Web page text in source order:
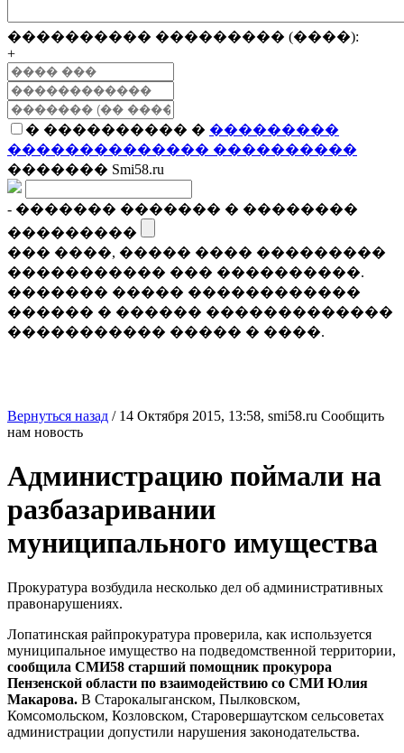
���������� ��������� (����):
+
� ���������� � ���������
�������������� ����������
������� Smi58.ru
- ������� ������� � ��������
���������
��� ����, ����� ���� ���������
����������� ��� ����������.
������� ����� ������������
������ � ������ �������������
����������� ����� � ����.
Вернуться назад / 14 Октября 2015, 13:58, smi58.ru Сообщить
нам новость
Администрацию поймали на
разбазаривании
муниципального имущества
Прокуратура возбудила несколько дел об административных
правонарушениях.
Лопатинская райпрокуратура проверила, как используется
муниципальное имущество на подведомственной территории,
сообщила СМИ58 старший помощник прокурора
Пензенской области по взаимодействию со СМИ Юлия
Макарова. В Старокалыганском, Пылковском,
Комсомольском, Козловском, Старовершаутском сельсоветах
администрации допустили нарушения законодательства.